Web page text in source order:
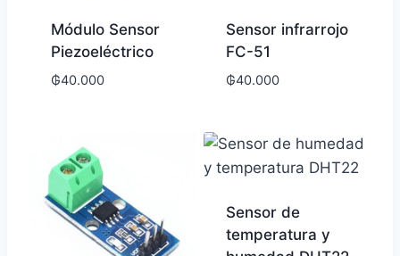
Módulo Sensor
Piezoeléctrico
₲40.000
Sensor infrarrojo
FC-51
₲40.000
Sensor de
temperatura y